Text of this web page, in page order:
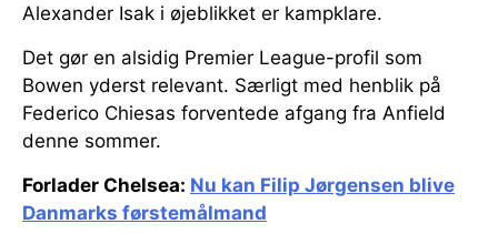
Alexander Isak i øjeblikket er kampklare.
Det gør en alsidig Premier League-profil som
Bowen yderst relevant. Særligt med henblik på
Federico Chiesas forventede afgang fra Anfield
denne sommer.
Forlader Chelsea: Nu kan Filip Jørgensen blive
Danmarks førstemålmand